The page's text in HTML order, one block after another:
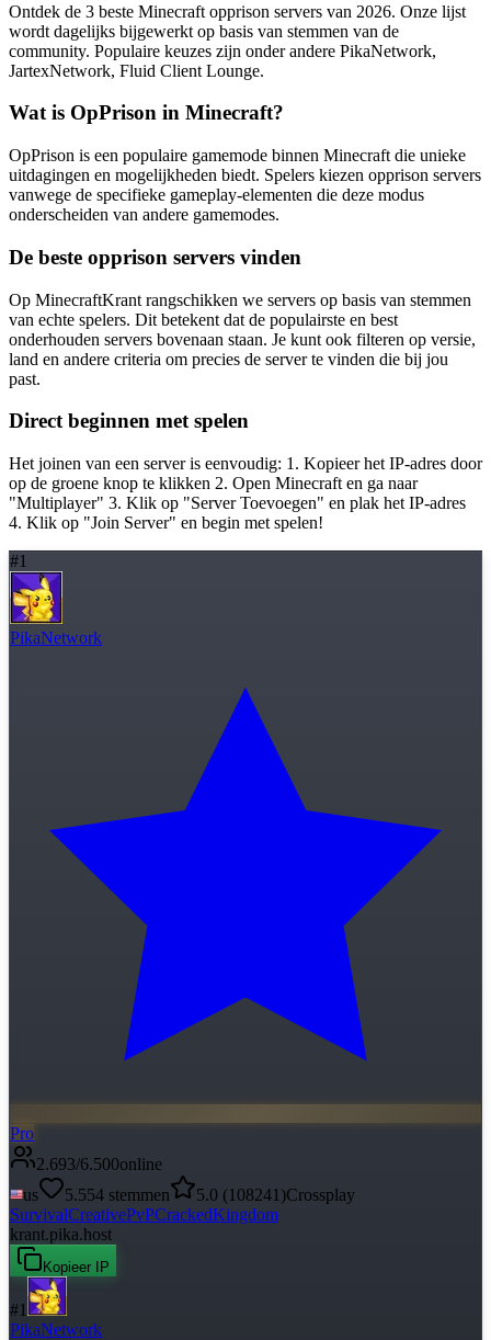
Ontdek de 3 beste Minecraft opprison servers van 2026. Onze lijst
wordt dagelijks bijgewerkt op basis van stemmen van de
community. Populaire keuzes zijn onder andere PikaNetwork,
JartexNetwork, Fluid Client Lounge.
Wat is OpPrison in Minecraft?
OpPrison is een populaire gamemode binnen Minecraft die unieke
uitdagingen en mogelijkheden biedt. Spelers kiezen opprison servers
vanwege de specifieke gameplay-elementen die deze modus
onderscheiden van andere gamemodes.
De beste opprison servers vinden
Op MinecraftKrant rangschikken we servers op basis van stemmen
van echte spelers. Dit betekent dat de populairste en best
onderhouden servers bovenaan staan. Je kunt ook filteren op versie,
land en andere criteria om precies de server te vinden die bij jou
past.
Direct beginnen met spelen
Het joinen van een server is eenvoudig: 1. Kopieer het IP-adres door
op de groene knop te klikken 2. Open Minecraft en ga naar
"Multiplayer" 3. Klik op "Server Toevoegen" en plak het IP-adres
4. Klik op "Join Server" en begin met spelen!
#1
PikaNetwork
Pro
2.693/6.500online
us
5.554 stemmen 5.0 (108241 )Crossplay
SurvivalCreativePvPCrackedKingdom
krant.pika.host
Kopieer IP
#1
PikaNetwork